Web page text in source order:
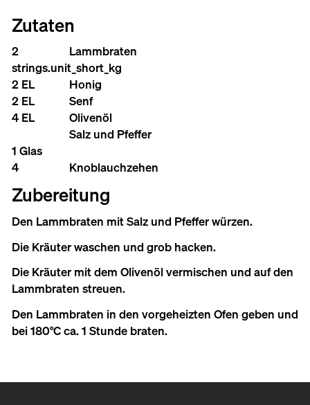
Zutaten
2
strings.unit_short_kg
Lammbraten
2 EL
Honig
2 EL
Senf
4 EL
Olivenöl
Salz und Pfeffer
1 Glas
4
Knoblauchzehen
Zubereitung
Den Lammbraten mit Salz und Pfeffer würzen.
Die Kräuter waschen und grob hacken.
Die Kräuter mit dem Olivenöl vermischen und auf den
Lammbraten streuen.
Den Lammbraten in den vorgeheizten Ofen geben und
bei 180°C ca. 1 Stunde braten.